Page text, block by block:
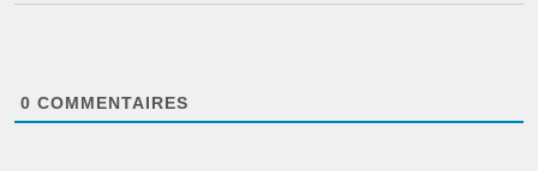
0 COMMENTAIRES